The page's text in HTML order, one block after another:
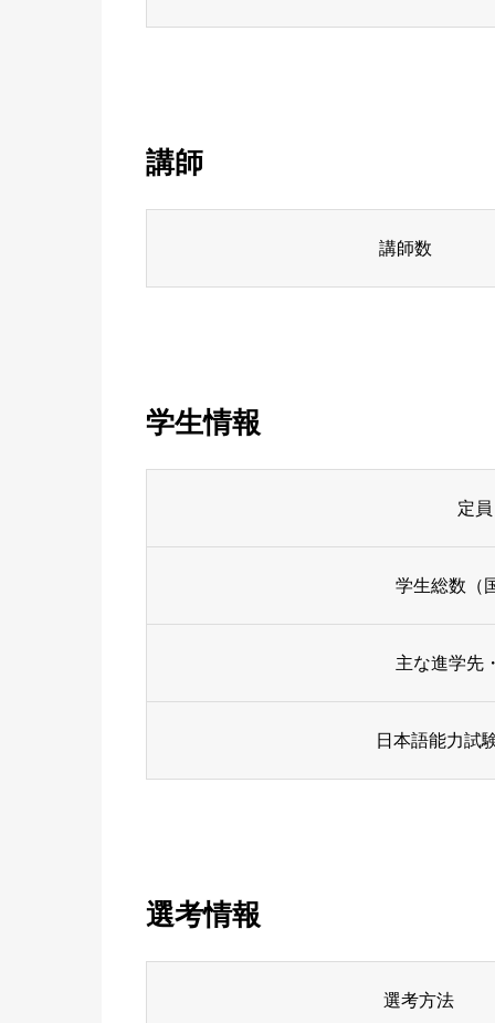
講師
講師数
学生情報
定員
学生総数（
主な進学先
日本語能力試
選考情報
選考方法